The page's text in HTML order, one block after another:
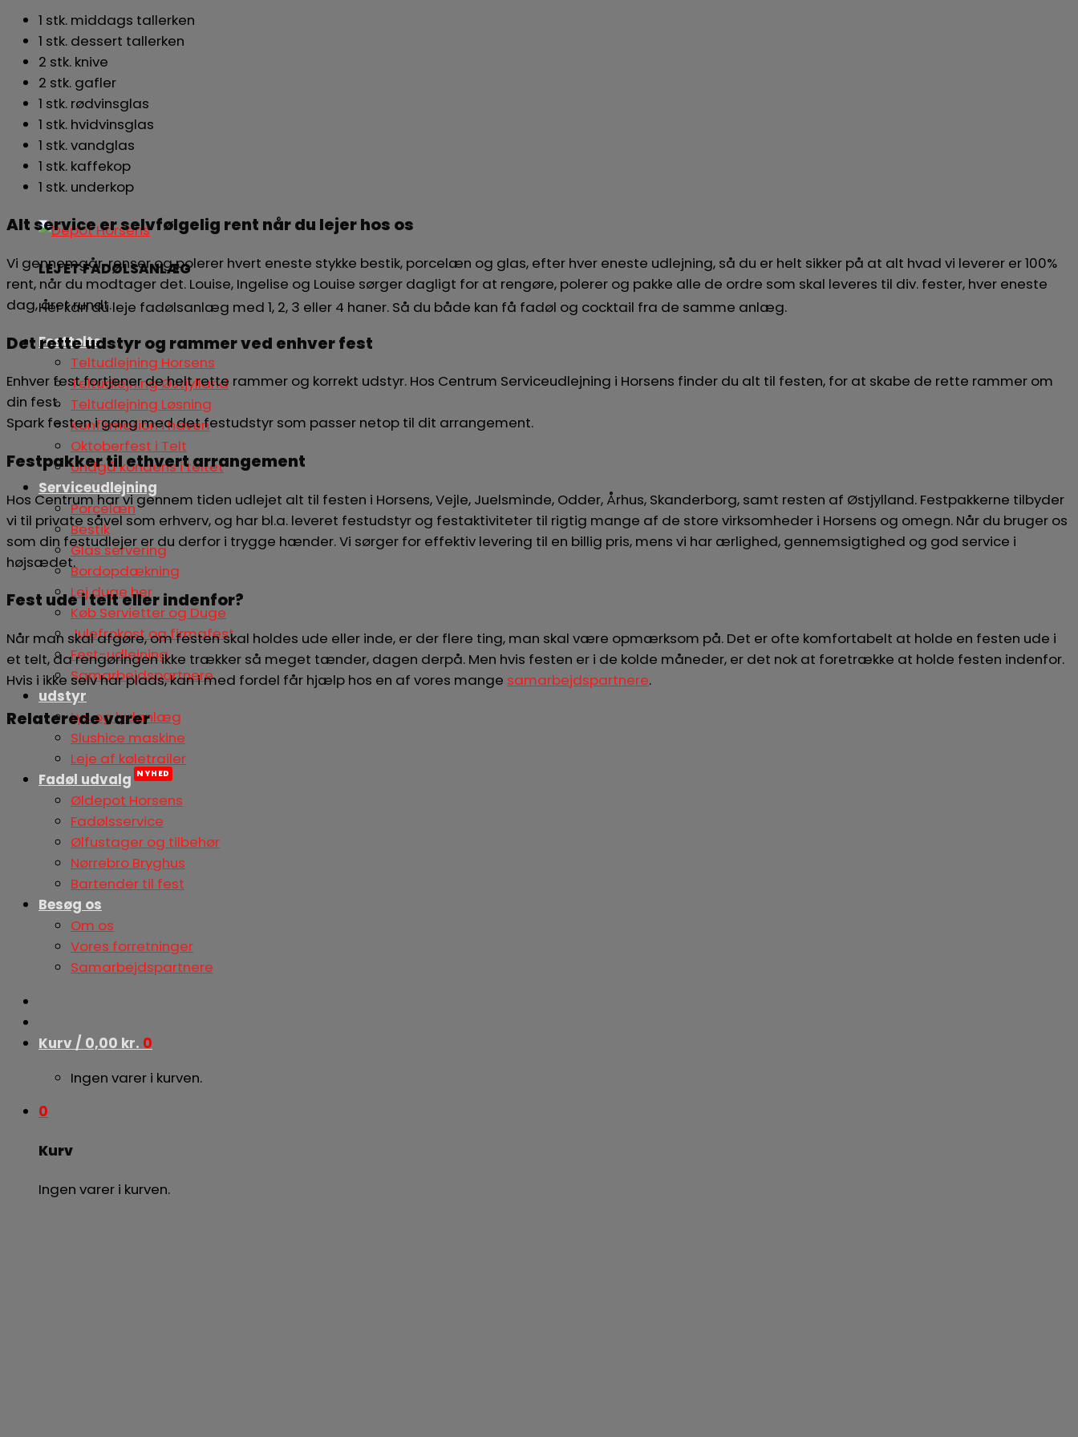
LEJ ET FADØLSANLÆG
Her kan du leje fadølsanlæg med 1, 2, 3 eller 4 haner. Så du både kan få fadøl og cocktail fra de samme anlæg.
Festtelte
Teltudlejning Horsens
Teltudlejning Østjylland
Teltudlejning Løsning
Konfirmation i haven
Oktoberfest i Telt
Undgå kondens i teltet
Serviceudlejning
Porcelæn
Bestik
Glas servering
Bordopdækning
Lej duge her
Køb Servietter og Duge
Julefrokost og firmafest
Fest-udlejning
Samarbejdspartnere
udstyr
Lys og lydanlæg
Slushice maskine
Leje af køletrailer
Fadøl udvalg
Øldepot Horsens
Fadølsservice
Ølfustager og tilbehør
Nørrebro Bryghus
Bartender til fest
Besøg os
Om os
Vores forretninger
Samarbejdspartnere
Kurv / 0,00 kr. 0
Ingen varer i kurven.
0
Kurv
Ingen varer i kurven.
1 stk. middags tallerken
1 stk. dessert tallerken
2 stk. knive
2 stk. gafler
1 stk. rødvinsglas
1 stk. hvidvinsglas
1 stk. vandglas
1 stk. kaffekop
1 stk. underkop
Alt service er selvfølgelig rent når du lejer hos os
Vi gennemgår, renser og polerer hvert eneste stykke bestik, porcelæn og glas, efter hver eneste udlejning, så du er helt sikker på at alt hvad vi leverer er 100%
rent, når du modtager det. Louise, Ingelise og Louise sørger dagligt for at rengøre, polerer og pakke alle de ordre som skal leveres til div. fester, hver eneste
dag, året rundt.
Det rette udstyr og rammer ved enhver fest
Enhver fest fortjener de helt rette rammer og korrekt udstyr. Hos Centrum Serviceudlejning i Horsens finder du alt til festen, for at skabe de rette rammer om
din fest.
Spark festen i gang med det festudstyr som passer netop til dit arrangement.
Festpakker til ethvert arrangement
Hos Centrum har vi gennem tiden udlejet alt til festen i Horsens, Vejle, Juelsminde, Odder, Århus, Skanderborg, samt resten af Østjylland. Festpakkerne tilbyder
vi til private såvel som erhverv, og har bl.a. leveret festudstyr og festaktiviteter til rigtig mange af de store virksomheder i Horsens og omegn. Når du bruger os
som din festudlejer er du derfor i trygge hænder. Vi sørger for effektiv levering til en billig pris, mens vi har ærlighed, gennemsigtighed og god service i
højsædet.
Fest ude i telt eller indenfor?
Når man skal afgøre, om festen skal holdes ude eller inde, er der flere ting, man skal være opmærksom på. Det er ofte komfortabelt at holde en festen ude i
et telt, da rengøringen ikke trækker så meget tænder, dagen derpå. Men hvis festen er i de kolde måneder, er det nok at foretrække at holde festen indenfor.
Hvis i ikke selv har plads, kan i med fordel får hjælp hos en af vores mange samarbejdspartnere.
Relaterede varer